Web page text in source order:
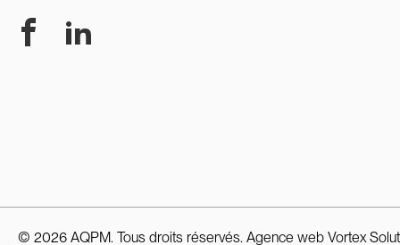
FacebookLinkedIn
© 2026 AQPM. Tous droits réservés. Agence web Vortex